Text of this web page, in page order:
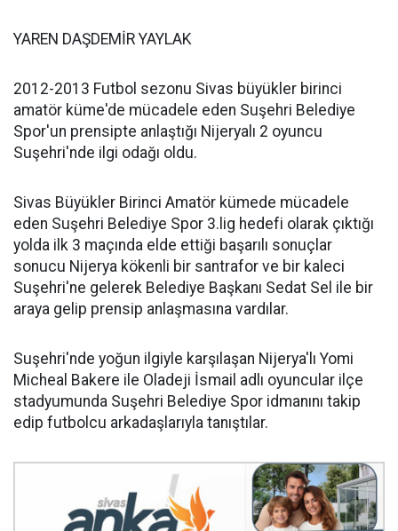
YAREN DAŞDEMİR YAYLAK
2012-2013 Futbol sezonu Sivas büyükler birinci
amatör küme'de mücadele eden Suşehri Belediye
Spor'un prensipte anlaştığı Nijeryalı 2 oyuncu
Suşehri'nde ilgi odağı oldu.
Sivas Büyükler Birinci Amatör kümede mücadele
eden Suşehri Belediye Spor 3.lig hedefi olarak çıktığı
yolda ilk 3 maçında elde ettiği başarılı sonuçlar
sonucu Nijerya kökenli bir santrafor ve bir kaleci
Suşehri'ne gelerek Belediye Başkanı Sedat Sel ile bir
araya gelip prensip anlaşmasına vardılar.
Suşehri'nde yoğun ilgiyle karşılaşan Nijerya'lı Yomi
Micheal Bakere ile Oladeji İsmail adlı oyuncular ilçe
stadyumunda Suşehri Belediye Spor idmanını takip
edip futbolcu arkadaşlarıyla tanıştılar.